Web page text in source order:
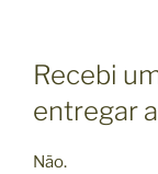
Recebi
entregar
Não.